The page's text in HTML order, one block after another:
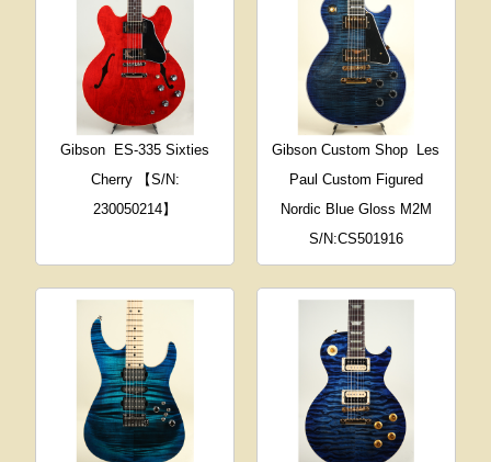
Gibson
ES-335 Sixties
Cherry 【S/N:
230050214】
Gibson Custom Shop
Les
Paul Custom Figured
Nordic Blue Gloss M2M
S/N:CS501916